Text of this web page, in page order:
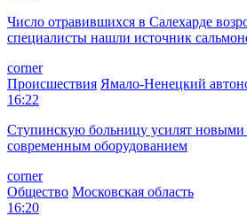
Число отравившихся в Салехарде
специалисты нашли источник
corner
Происшествия Ямало-Ненецкий
16:22
Ступинскую больницу усилят новыми
современным оборудованием
corner
Общество Московская область
16:20